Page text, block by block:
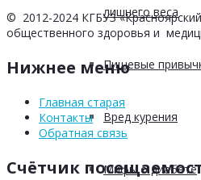
лишнего веса
Пищевые
Вред курения
Мифы о диабете
© 2012-2024 КГБУЗ
общественного здоровья и
Нижнее меню
Главная старая
Контакты
Обратная связь
Счётчик